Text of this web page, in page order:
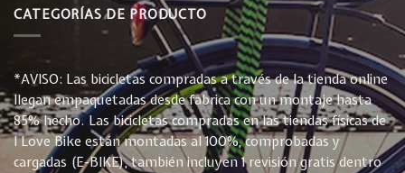
CATEGORÍAS DE PRODUCTO
*AVISO: Las bicicletas compradas a través de la tienda online
llegan empaquetadas desde fabrica con un montaje hasta
85% hecho. Las bicicletas compradas en las tiendas físicas de
I Love Bike están montadas al 100%, comprobadas y
cargadas (E-BIKE), también incluyen 1 revisión gratis dentro